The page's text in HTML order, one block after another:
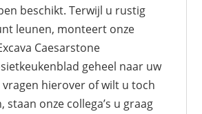
beschikt. Terwijl u rustig
leunen, monteert onze
Caesarstone
geheel naar uw
vragen hierover of wilt u toch
staan onze collega’s u graag